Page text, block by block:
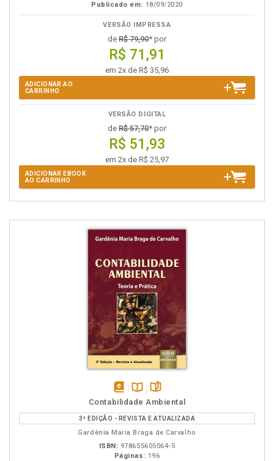
Publicado em: 18/09/2020
VERSÃO IMPRESSA
de R$ 79,90* por
R$ 71,91
em 2x de R$ 35,96
ADICIONAR AO
CARRINHO
VERSÃO DIGITAL
de R$ 57,70* por
R$ 51,93
em 2x de R$ 25,97
ADICIONAR EBOOK
AO CARRINHO
disponível
em
eBook
Disponível
na
B.V.
páginas
Contabilidade Ambiental
3ª EDIÇÃO - REVISTA E ATUALIZADA
Gardênia Maria Braga de Carvalho
ISBN: 978655605064-5
Páginas: 196